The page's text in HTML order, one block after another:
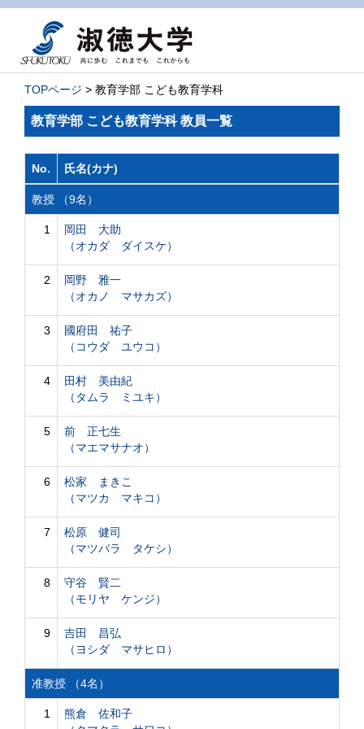
TOPページ > 教育学部 こども教育学科
教育学部 こども教育学科 教員一覧
No. 氏名(カナ)
教授 （9名）
1
岡田 大助
（オカダ ダイスケ）
2
岡野 雅一
（オカノ マサカズ）
3
國府田 祐子
（コウダ ユウコ）
4
田村 美由紀
（タムラ ミユキ）
5
前 正七生
（マエマサナオ）
6
松家 まきこ
（マツカ マキコ）
7
松原 健司
（マツバラ タケシ）
8
守谷 賢二
（モリヤ ケンジ）
9
吉田 昌弘
（ヨシダ マサヒロ）
准教授 （4名）
1
熊倉 佐和子